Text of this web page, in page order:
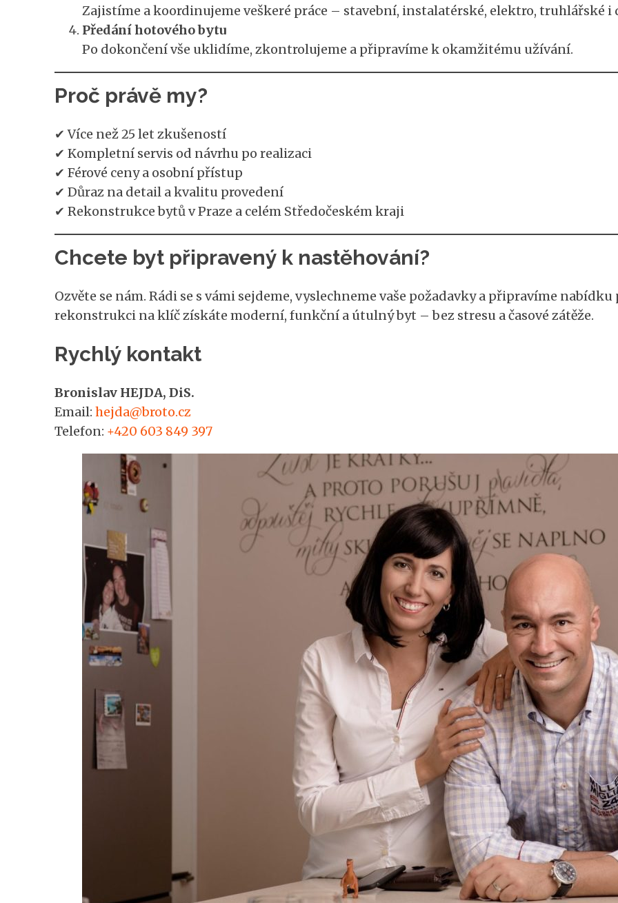
Zajistíme a koordinujeme veškeré práce – stavební, instalatérské, elektro, truhlářské i
Předání hotového bytu
Po dokončení vše uklidíme, zkontrolujeme a připravíme k okamžitému užívání.
Proč právě my?
✔ Více než 25 let zkušeností
✔ Kompletní servis od návrhu po realizaci
✔ Férové ceny a osobní přístup
✔ Důraz na detail a kvalitu provedení
✔ Rekonstrukce bytů v Praze a celém Středočeském kraji
Chcete byt připravený k nastěhování?
Ozvěte se nám. Rádi se s vámi sejdeme, vyslechneme vaše požadavky a připravíme
rekonstrukci na klíč získáte moderní, funkční a útulný byt – bez stresu a časové zátěže.
Rychlý kontakt
Bronislav HEJDA, DiS.
Email: hejda@broto.cz
Telefon: +420 603 849 397